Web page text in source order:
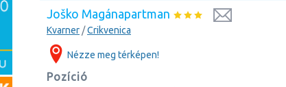
Joško Magánapartman
Kvarner /Crikvenica
Nézze meg térképen!
Pozíció